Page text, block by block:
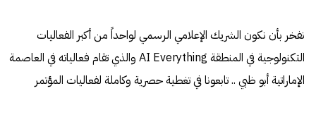
نفخر بأن نكون الشريك الإعلامي الرسمي لواحداً من أكبر الفعاليات
التكنولوجية في المنطقة AI Everything والذي تقام فعالياته في العاصمة
الإماراتية أبو ظبي .. تابعونا في تغطية حصرية وكاملة لفعاليات المؤتمر